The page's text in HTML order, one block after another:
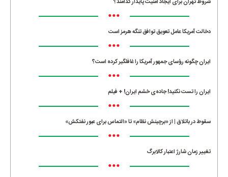
شروط تهران برای ایجاد امنیت پایدار کدامند؟
•••
دخالت آمریکا عامل تعویق توافق تنگه هرمز است
•••
ایران چگونه رؤسای جمهور آمریکا را غافلگیر کرده است؟
•••
ایران را تست نکنید! جاده‌ی خشم ایران! + فیلم
•••
سقوط در باتلاق | از «برچینش نظام» تا «التماس برای عبور نفتکش»
•••
تغییر زمان شارژ اعتبار کالابرگ
•••